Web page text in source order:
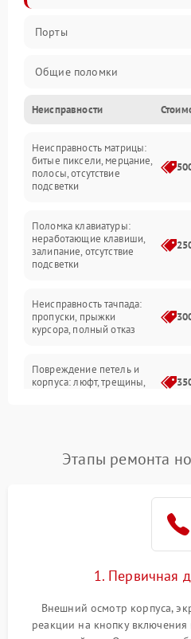
Порты
Общие поломки
Устройства
Программные ошибки
Электрические и системные
Интерфейсные проблемы
Батарея
Сеть и интернет
Неисправности
Неисправность матрицы:
битые пиксели, мерцание,
полосы, отсутствие
подсветки
Поломка клавиатуры:
неработающие клавиши,
залипание, отсутствие
подсветки
Неисправность тачпада:
пропуски, прыжки
курсора, полный отказ
Повреждение петель и
корпуса: люфт, трещины,
невозможность зарядки,
Перегрев из‑за пыли,
неисправности кулера
Этапы ремонта
1. Первичная
Внешний осмотр корпуса,
реакции на кнопку